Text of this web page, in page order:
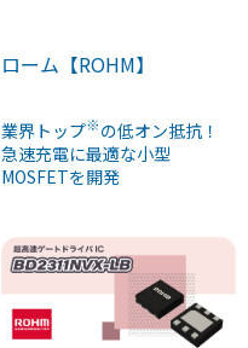
ローム【ROHM】
業界トップ※の低オン抵抗！
急速充電に最適な小型
MOSFETを開発